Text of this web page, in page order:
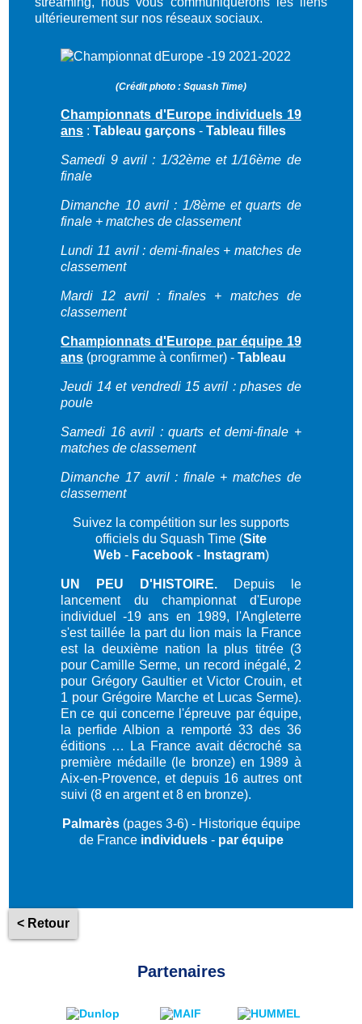
ultérieurement sur nos réseaux sociaux.
(Crédit photo : Squash Time)
Championnats d'Europe individuels 19
ans :Tableau garçons -Tableau filles
Samedi 9 avril : 1/32ème et 1/16ème de
finale
Dimanche 10 avril : 1/8ème et quarts de
finale + matches de classement
Lundi 11 avril : demi-finales + matches de
classement
Mardi 12 avril : finales + matches de
classement
Championnats d'Europe par équipe 19
ans (programme à confirmer) -Tableau
Jeudi 14 et vendredi 15 avril : phases de
poule
Samedi 16 avril : quarts et demi-finale +
matches de classement
Dimanche 17 avril : finale + matches de
classement
Suivez la compétition sur les supports
officiels du Squash Time (Site
Web- Facebook- Instagram)
UN PEU D'HISTOIRE. Depuis le
lancement du championnat d'Europe
individuel -19 ans en 1989, l'Angleterre
s'est taillée la part du lion mais la France
est la deuxième nation la plus titrée (3
pour Camille Serme, un record inégalé, 2
pour Grégory Gaultier et Victor Crouin, et
1 pour Grégoire Marche et Lucas Serme).
En ce qui concerne l'épreuve par équipe,
la perfide Albion a remporté 33 des 36
éditions … La France avait décroché sa
première médaille (le bronze) en 1989 à
Aix-en-Provence, et depuis 16 autres ont
suivi (8 en argent et 8 en bronze).
Palmarès(pages 3-6) - Historique équipe
de France individuels- par équipe
< Retour
Partenaires